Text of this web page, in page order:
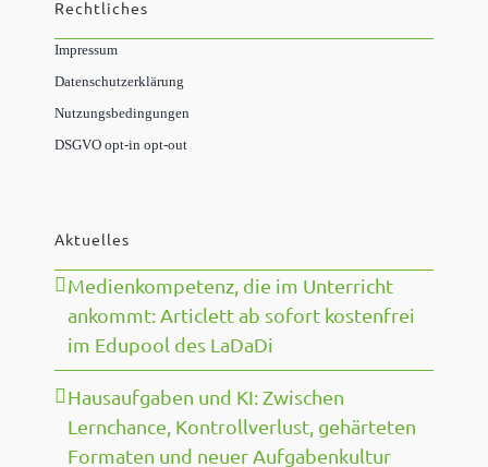
Rechtliches
Impressum
Datenschutzerklärung
Nutzungsbedingungen
DSGVO opt-in opt-out
Aktuelles
Medienkompetenz, die im Unterricht
ankommt: Articlett ab sofort kostenfrei
im Edupool des LaDaDi
Hausaufgaben und KI: Zwischen
Lernchance, Kontrollverlust, gehärteten
Formaten und neuer Aufgabenkultur